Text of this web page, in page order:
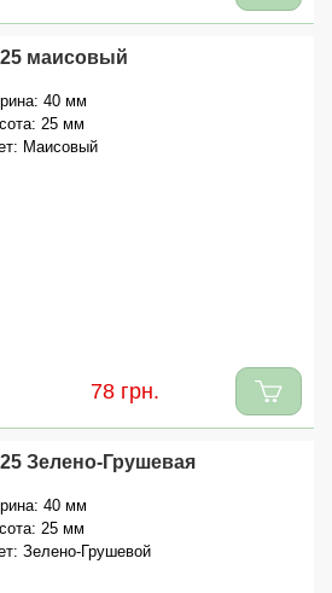
маисовый
40 мм
25 мм
Маисовый
78 грн.
Зелено-Грушевая
40 мм
25 мм
Зелено-Грушевой